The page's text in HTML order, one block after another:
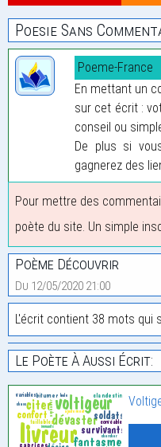
Poesie Sans
Poeme-France
En mettant un
sur cet écrit :
conseil ou
De plus si
gagnerez des
Pour mettre des
poète du site. Un simple
Poème Découvrir
Du 12/05/2020 21:00
L'écrit contient 38 mots qui
Le Poète À Aussi Écrit: